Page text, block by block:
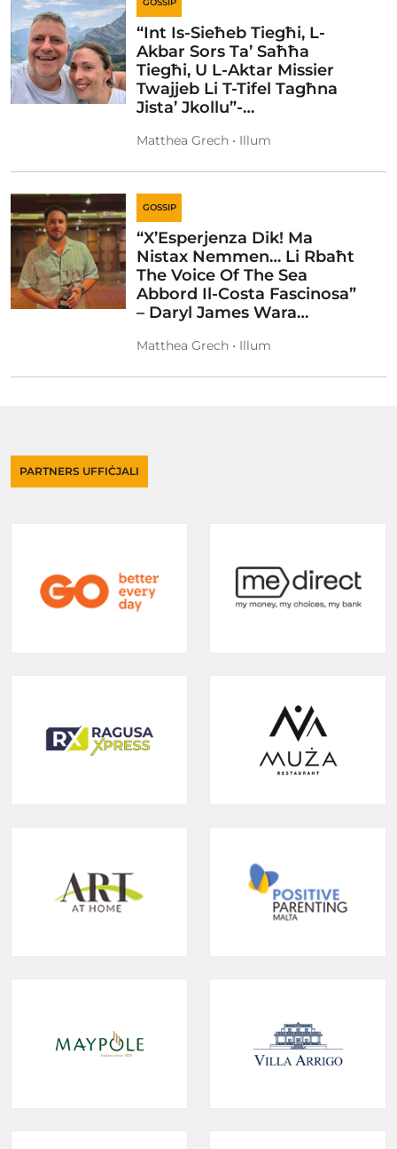
“Int Is-Sieħeb Tiegħi, L-
Akbar Sors Ta’ Saħħa
Tiegħi, U L-Aktar Missier
Twajjeb Li T-Tifel Tagħna
Jista’ Jkollu”-…
Matthea Grech • Illum
GOSSIP
“X’Esperjenza Dik! Ma
Nistax Nemmen… Li Rbaħt
The Voice Of The Sea
Abbord Il-Costa Fascinosa”
– Daryl James Wara…
Matthea Grech • Illum
PARTNERS UFFIĊJALI